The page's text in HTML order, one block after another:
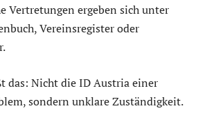
Vertretungen ergeben sich unter
Vereinsregister oder
das: Nicht die ID Austria einer
sondern unklare Zuständigkeit.